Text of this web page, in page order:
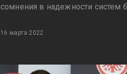
сомнения в надежности систем
16 марта 2022